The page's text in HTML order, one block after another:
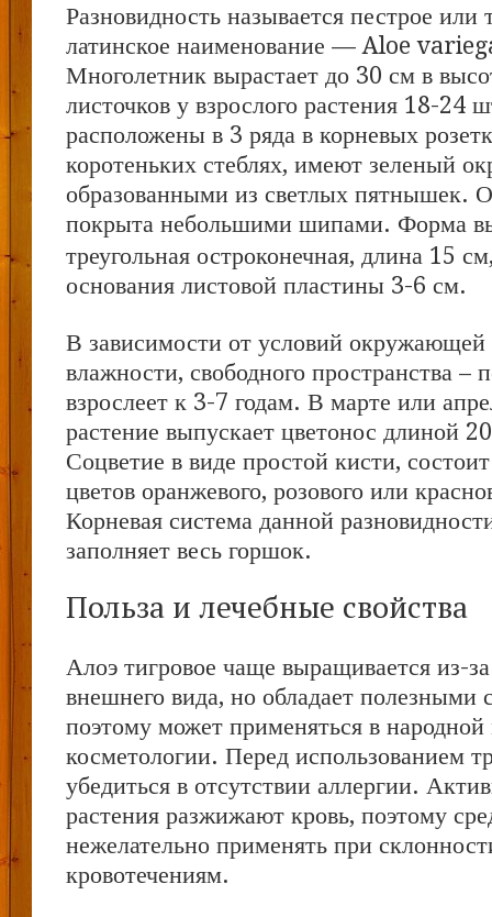
Разновидность называется пестрое или
латинское наименование — Aloe
Многолетник вырастает до 30 см в
листочков у взрослого растения 18-24
расположены в 3 ряда в корневых
коротеньких стеблях, имеют зеленый
образованными из светлых пятнышек.
покрыта небольшими шипами. Форма
треугольная остроконечная, длина 15
основания листовой пластины 3-6 см.
В зависимости от условий окружающей
влажности, свободного пространства –
взрослеет к 3-7 годам. В марте или
растение выпускает цветонос длиной
Соцветие в виде простой кисти,
цветов оранжевого, розового или
Корневая система данной
заполняет весь горшок.
Польза и лечебные свойства
Алоэ тигровое чаще выращивается из-за
внешнего вида, но обладает полезными
поэтому может применяться в
косметологии. Перед использованием
убедиться в отсутствии аллергии.
растения разжижают кровь, поэтому
нежелательно применять при
кровотечениям.